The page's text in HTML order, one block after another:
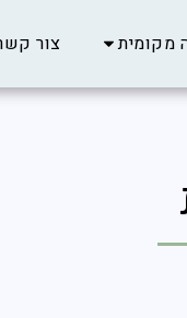
מקומית צור